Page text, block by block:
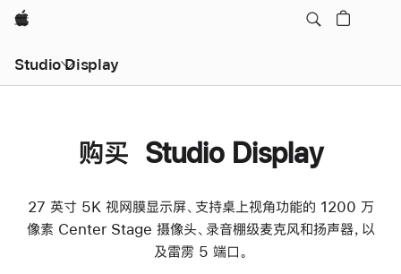
Apple
Studio Display
购买 Studio Display
27 英寸 5K 视网膜显示屏、支持桌上视角功能的 1200 万
像素 Center Stage 摄像头、录音棚级麦克风和扬声器，以
及雷雳 5 端口。